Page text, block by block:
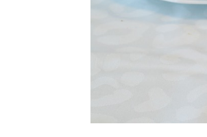
Ricette
Ricette